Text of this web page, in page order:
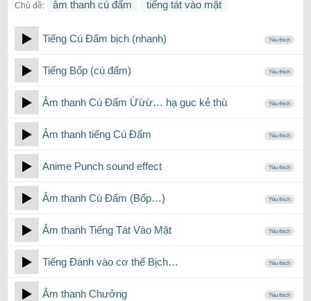
Chủ đề: âm thanh cú đấm tiếng tát vào mặt
Tiếng Cú Đấm bịch (nhanh) Yêu thích
Tiếng Bốp (cú đấm) Yêu thích
Âm thanh Cú Đấm Ừừừ… hạ gục kẻ thù Yêu thích
Âm thanh tiếng Cú Đấm Yêu thích
Anime Punch sound effect Yêu thích
Âm thanh Cú Đấm (Bốp…) Yêu thích
Âm thanh Tiếng Tát Vào Mặt Yêu thích
Tiếng Đánh vào cơ thể Bịch… Yêu thích
Âm thanh Chưởng Yêu thích